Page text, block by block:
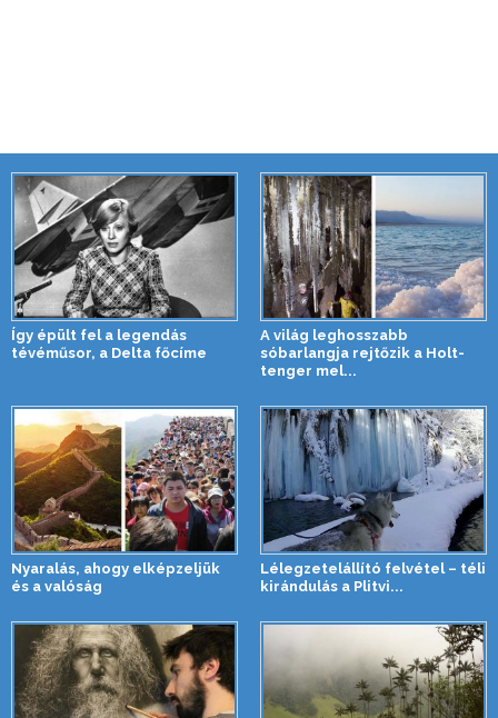
Így épült fel a legendás
tévéműsor, a Delta főcíme
A világ leghosszabb
sóbarlangja rejtőzik a Holt-
tenger mel...
Nyaralás, ahogy elképzeljük
és a valóság
Lélegzetelállító felvétel – téli
kirándulás a Plitvi...